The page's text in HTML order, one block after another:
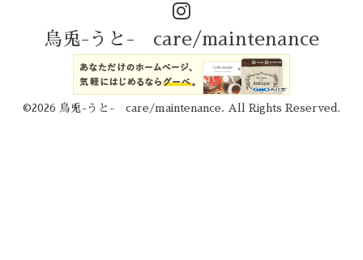
烏兎-うと- care/maintenance
©2026 烏兎-うと- care/maintenance . All Rights Reserved.